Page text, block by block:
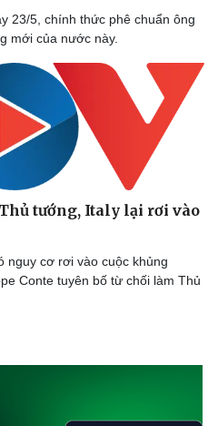
23/5, chính thức phê chuẩn ông
mới của nước này.
tướng, Italy lại rơi vào
nguy cơ rơi vào cuộc khủng
Conte tuyên bố từ chối làm Thủ